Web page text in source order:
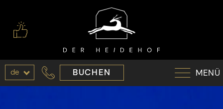
MENÜ
de BUCHEN